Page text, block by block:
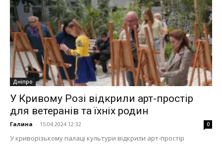
Дніпро
У Кривому Розі відкрили арт-простір
для ветеранів та їхніх родин
Галина - 15.04.2024 12:32 0
У криворізькому палаці культури відкрили арт-простір